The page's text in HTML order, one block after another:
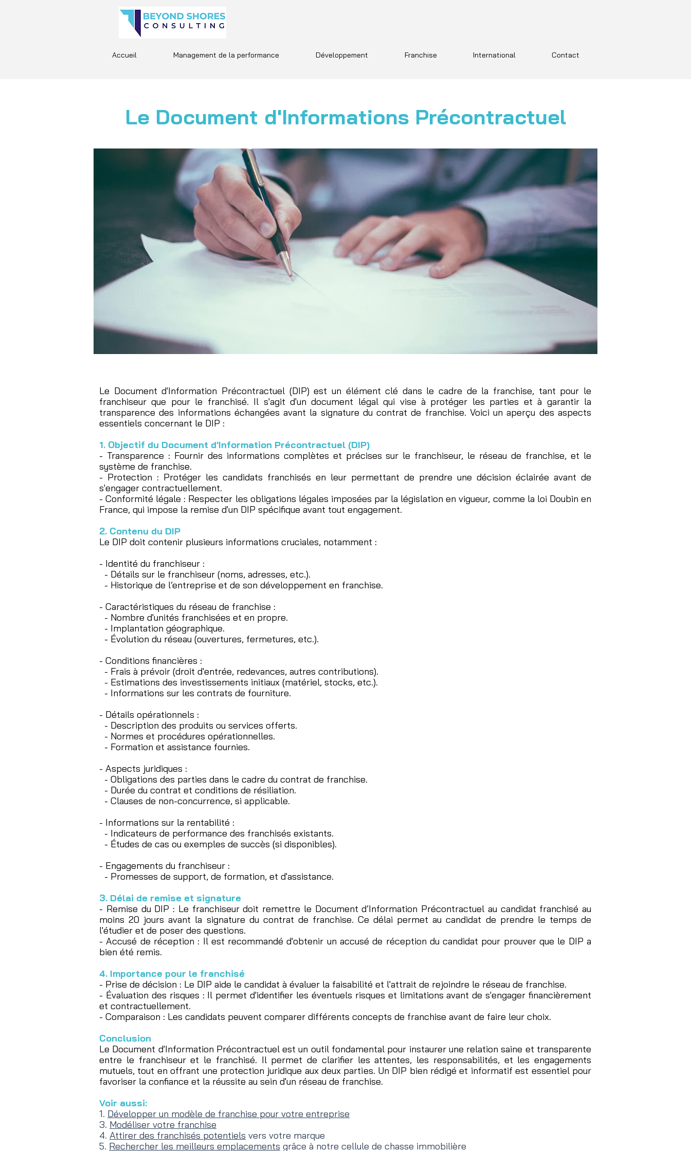
Accueil Management de la performance Développement Franchise International Contact
Le Document d'Informations Précontractuel
Le Document d'Information Précontractuel (DIP) est un élément clé dans le cadre de la franchise, tant pour le
franchiseur que pour le franchisé. Il s'agit d'un document légal qui vise à protéger les parties et à garantir la
transparence des informations échangées avant la signature du contrat de franchise. Voici un aperçu des aspects
essentiels concernant le DIP :
1. Objectif du Document d'Information Précontractuel (DIP)
- Transparence : Fournir des informations complètes et précises sur le franchiseur, le réseau de franchise, et le
système de franchise.
- Protection : Protéger les candidats franchisés en leur permettant de prendre une décision éclairée avant de
s'engager contractuellement.
- Conformité légale : Respecter les obligations légales imposées par la législation en vigueur, comme la loi Doubin en
France, qui impose la remise d'un DIP spécifique avant tout engagement.
2. Contenu du DIP
Le DIP doit contenir plusieurs informations cruciales, notamment :
- Identité du franchiseur :
- Détails sur le franchiseur (noms, adresses, etc.).
- Historique de l’entreprise et de son développement en franchise.
- Caractéristiques du réseau de franchise :
- Nombre d'unités franchisées et en propre.
- Implantation géographique.
- Évolution du réseau (ouvertures, fermetures, etc.).
- Conditions financières :
- Frais à prévoir (droit d'entrée, redevances, autres contributions).
- Estimations des investissements initiaux (matériel, stocks, etc.).
- Informations sur les contrats de fourniture.
- Détails opérationnels :
- Description des produits ou services offerts.
- Normes et procédures opérationnelles.
- Formation et assistance fournies.
- Aspects juridiques :
- Obligations des parties dans le cadre du contrat de franchise.
- Durée du contrat et conditions de résiliation.
- Clauses de non-concurrence, si applicable.
- Informations sur la rentabilité :
- Indicateurs de performance des franchisés existants.
- Études de cas ou exemples de succès (si disponibles).
- Engagements du franchiseur :
- Promesses de support, de formation, et d'assistance.
3. Délai de remise et signature
- Remise du DIP : Le franchiseur doit remettre le Document d’Information Précontractuel au candidat franchisé au
moins 20 jours avant la signature du contrat de franchise. Ce délai permet au candidat de prendre le temps de
l'étudier et de poser des questions.
- Accusé de réception : Il est recommandé d'obtenir un accusé de réception du candidat pour prouver que le DIP a
bien été remis.
4. Importance pour le franchisé
- Prise de décision : Le DIP aide le candidat à évaluer la faisabilité et l'attrait de rejoindre le réseau de franchise.
- Évaluation des risques : Il permet d'identifier les éventuels risques et limitations avant de s'engager financièrement
et contractuellement.
- Comparaison : Les candidats peuvent comparer différents concepts de franchise avant de faire leur choix.
Conclusion
Le Document d'Information Précontractuel est un outil fondamental pour instaurer une relation saine et transparente
entre le franchiseur et le franchisé. Il permet de clarifier les attentes, les responsabilités, et les engagements
mutuels, tout en offrant une protection juridique aux deux parties. Un DIP bien rédigé et informatif est essentiel pour
favoriser la confiance et la réussite au sein d'un réseau de franchise.
Voir aussi:
1. Développer un modèle de franchise pour votre entreprise
3. Modéliser votre franchise
4. Attirer des franchisés potentiels vers votre marque
5. Rechercher les meilleurs emplacements grâce à notre cellule de chasse immobilière